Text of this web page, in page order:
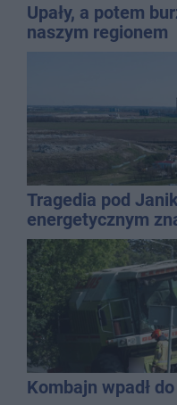
Upały, a potem
naszym regionem
Tragedia pod
energetycznym
mężczyzny
Kombajn wpadł